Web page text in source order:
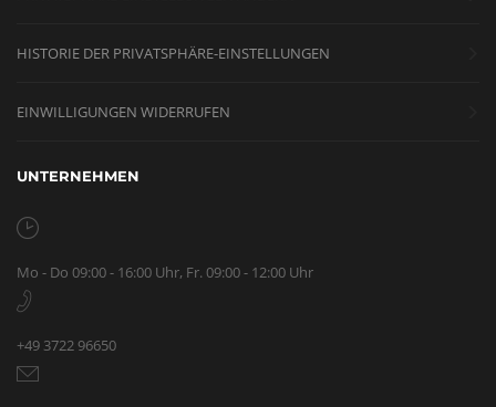
HISTORIE DER PRIVATSPHÄRE-EINSTELLUNGEN
EINWILLIGUNGEN WIDERRUFEN
UNTERNEHMEN
Mo - Do 09:00 - 16:00 Uhr, Fr. 09:00 - 12:00 Uhr
+49 3722 96650